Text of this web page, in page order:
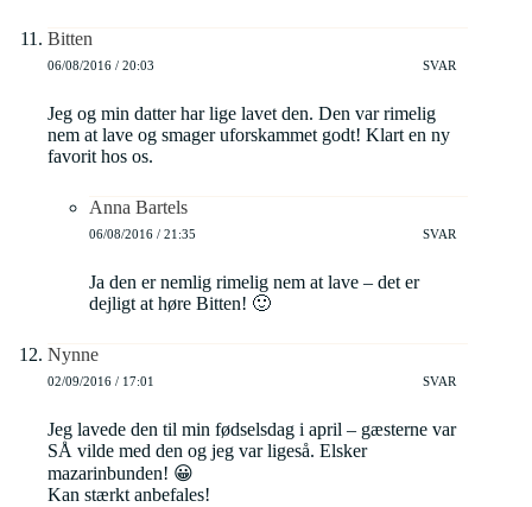
Bitten
06/08/2016 / 20:03 SVAR
Jeg og min datter har lige lavet den. Den var rimelig
nem at lave og smager uforskammet godt! Klart en ny
favorit hos os.
Anna Bartels
06/08/2016 / 21:35 SVAR
Ja den er nemlig rimelig nem at lave – det er
dejligt at høre Bitten! 🙂
Nynne
02/09/2016 / 17:01 SVAR
Jeg lavede den til min fødselsdag i april – gæsterne var
SÅ vilde med den og jeg var ligeså. Elsker
mazarinbunden! 😀
Kan stærkt anbefales!